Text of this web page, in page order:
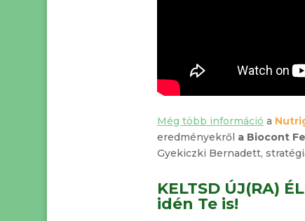
Még több információ a
eredményekről a Biocont
Gyekiczki Bernadett,
KELTSD ÚJ(RA)
idén Te is!